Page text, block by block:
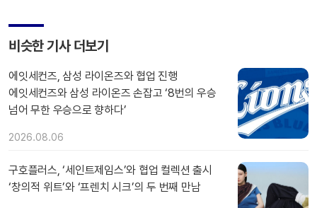
비슷한 기사 더보기
에잇세컨즈, 삼성 라이온즈와 협업 진행
에잇세컨즈와 삼성 라이온즈 손잡고 ‘8번의 우승
넘어 무한 우승으로 향하다’
2026.08.06
구호플러스, ‘세인트제임스’와 협업 컬렉션 출시
‘창의적 위트’와 ‘프렌치 시크’의 두 번째 만남